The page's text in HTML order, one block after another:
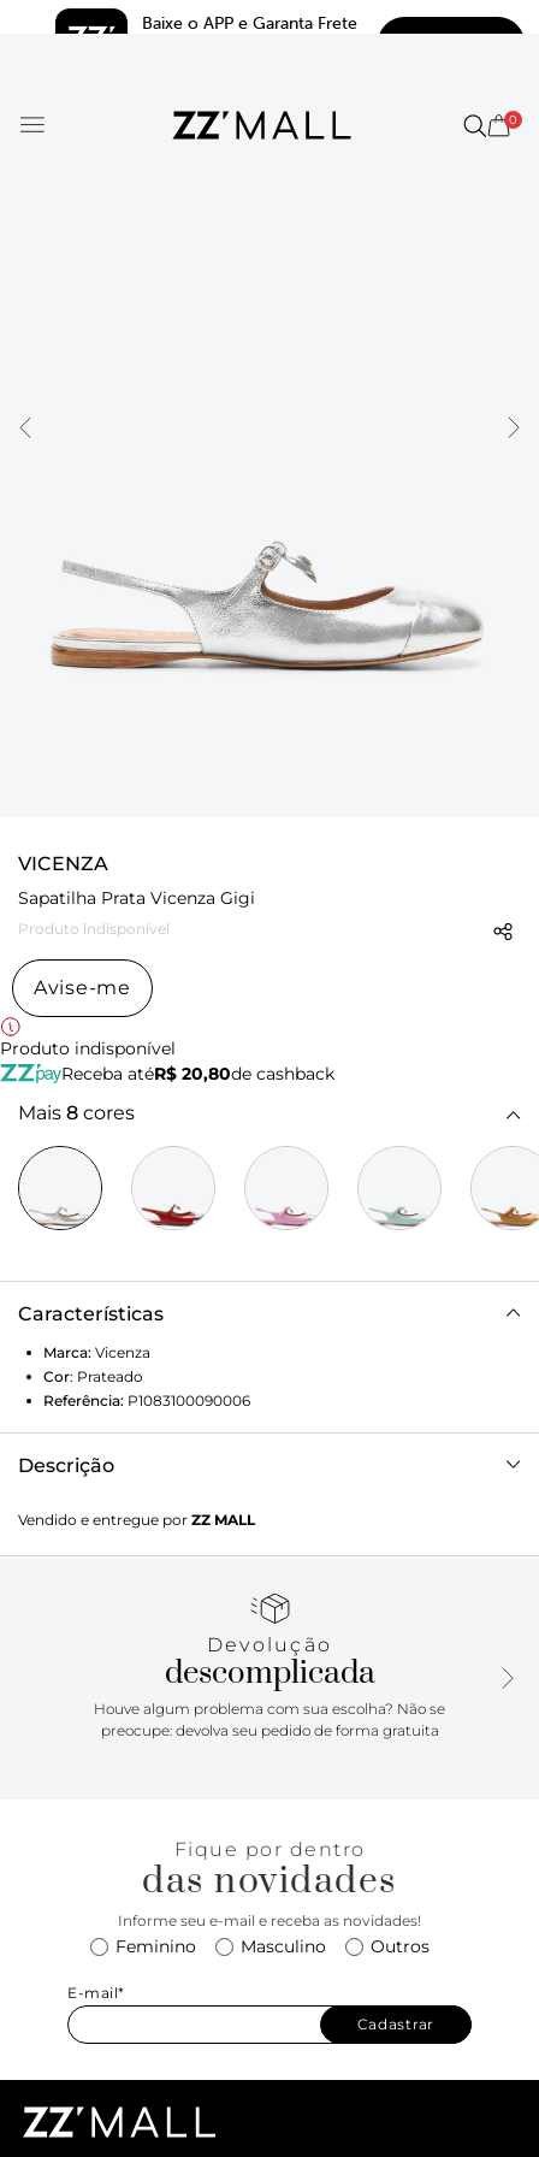
Baixe o APP e Garanta Frete
0
VICENZA
Sapatilha Prata Vicenza Gigi
Produto indisponível
Avise-me
Produto indisponível
Receba atéR$ 20,80de cashback
Mais 8 cores
Características
Marca: Vicenza
Cor: Prateado
Referência: P1083100090006
Descrição
Vendido e entregue por ZZ MALL
Devolução
descomplicada
Houve algum problema com sua escolha? Não se
preocupe: devolva seu pedido de forma gratuita
Fique por dentro
das novidades
Informe seu e-mail e receba as novidades!
Feminino Masculino Outros
E-mail*
Cadastrar